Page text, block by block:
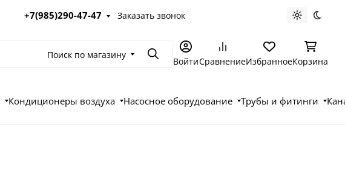
+7(985)290-47-47 Заказать звонок Светлая
Поиск по магазину ПоискВойтиСравнениеИзбранноеКорзина
Кондиционеры воздуха Насосное оборудование Трубы и фитинги